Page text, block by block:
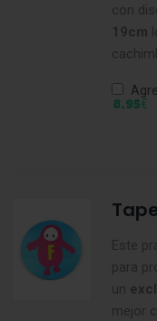
con
19cm
8,95€
Este
para
un
mejor